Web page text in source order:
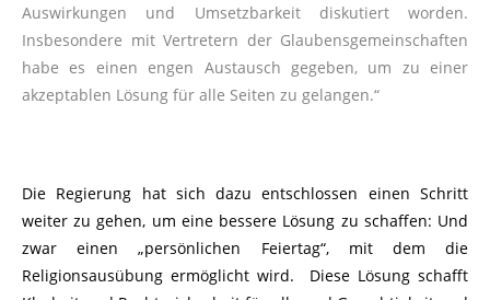
Auswirkungen und Umsetzbarkeit diskutiert worden.
Insbesondere mit Vertretern der Glaubensgemeinschaften
habe es einen engen Austausch gegeben, um zu einer
akzeptablen Lösung für alle Seiten zu gelangen.“
Die Regierung hat sich dazu entschlossen einen Schritt
weiter zu gehen, um eine bessere Lösung zu schaffen: Und
zwar einen „persönlichen Feiertag“, mit dem die
Religionsausübung ermöglicht wird. Diese Lösung schafft